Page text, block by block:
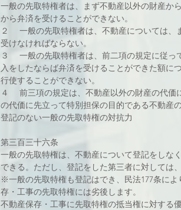
一般の先取特権者は、まず不動産以外の財産か
から弁済を受けることができない。
２ 　一般の先取特権者は、不動産については
受けなければならない。
３ 　一般の先取特権者は、前二項の規定に従
入をしたならば弁済を受けることができた額に
行使することができない。
４ 　前三項の規定は、不動産以外の財産の代
の代価に先立って特別担保の目的である不動産
登記のない一般の先取特権の対抗力
第三百三十六条
一般の先取特権は、不動産について登記をしな
できる。ただし、登記をした第三者に対しては
※一般の先取特権も登記はでき、民法177条に
存・工事の先取特権には劣後します。
不動産保存・工事に先取特権の抵当権に対する